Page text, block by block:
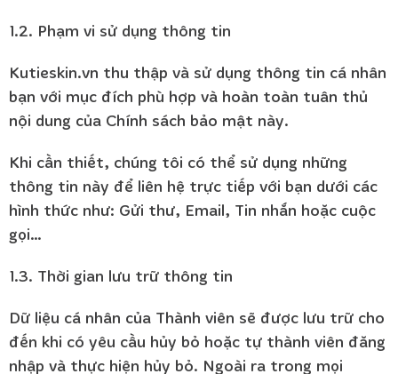
1.2. Phạm vi sử dụng thông tin
Kutieskin.vn thu thập và sử dụng thông tin cá nhân
bạn với mục đích phù hợp và hoàn toàn tuân thủ
nội dung của Chính sách bảo mật này.
Khi cần thiết, chúng tôi có thể sử dụng những
thông tin này để liên hệ trực tiếp với bạn dưới các
hình thức như: Gửi thư, Email, Tin nhắn hoặc cuộc
gọi…
1.3. Thời gian lưu trữ thông tin
Dữ liệu cá nhân của Thành viên sẽ được lưu trữ cho
đến khi có yêu cầu hủy bỏ hoặc tự thành viên đăng
nhập và thực hiện hủy bỏ. Ngoài ra trong mọi